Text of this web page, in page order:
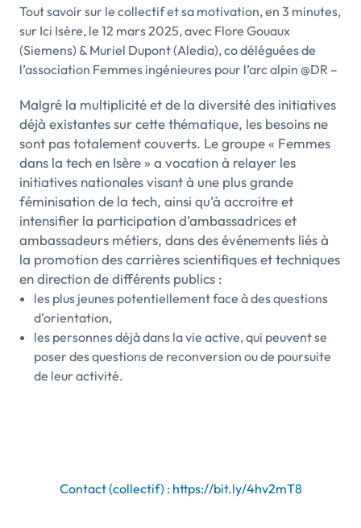
Tout savoir sur le collectif et sa motivation, en 3 minutes,
sur Ici Isère, le 12 mars 2025, avec Flore Gouaux
(Siemens) & Muriel Dupont (Aledia), co déléguées de
l’association Femmes ingénieures pour l’arc alpin @DR –
Malgré la multiplicité et de la diversité des initiatives
déjà existantes sur cette thématique, les besoins ne
sont pas totalement couverts. Le groupe « Femmes
dans la tech en Isère » a vocation à relayer les
initiatives nationales visant à une plus grande
féminisation de la tech, ainsi qu’à accroitre et
intensifier la participation d’ambassadrices et
ambassadeurs métiers, dans des événements liés à
la promotion des carrières scientifiques et techniques
en direction de différents publics :
les plus jeunes potentiellement face à des questions
d’orientation,
les personnes déjà dans la vie active, qui peuvent se
poser des questions de reconversion ou de poursuite
de leur activité.
Contact (collectif) : https://bit.ly/4hv2mT8